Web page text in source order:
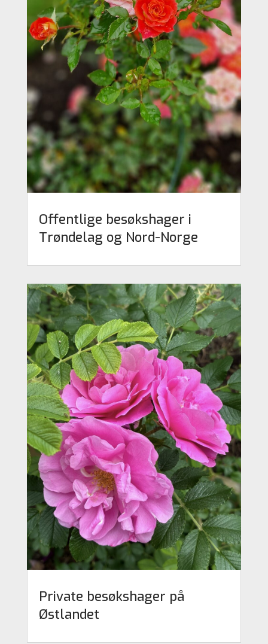
Offentlige besøkshager i
Trøndelag og Nord-Norge
Private besøkshager på
Østlandet